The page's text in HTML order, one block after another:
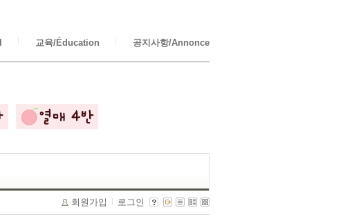
교육/Éducation 공지사항/Annonce
회원가입 로그인